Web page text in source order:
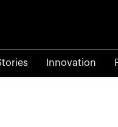
Innovation